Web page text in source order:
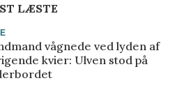
LÆSTE
vågnede ved lyden af
kvier: Ulven stod på